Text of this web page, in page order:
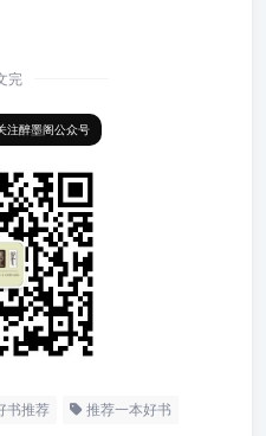
完
注醉墨阁公众号
书推荐 推荐一本好书